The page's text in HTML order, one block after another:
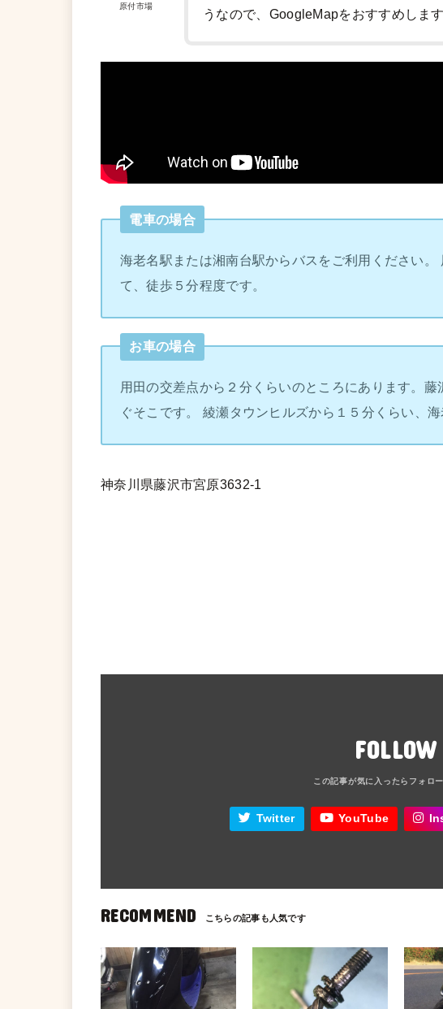
原付市場
うなので、GoogleMapをおすすめします
電車の場合
海老名駅または湘南台駅からバスをご利用ください
て、徒歩５分程度です。
お車の場合
用田の交差点から２分くらいのところにあります。
ぐそこです。 綾瀬タウンヒルズから１５分くらい、
神奈川県藤沢市宮原3632-1
FOLLOW
Twitter YouTube
RECOMMEND